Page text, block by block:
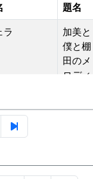
で山積みの卵の箱を
分けて持って帰ろう
茶苦茶うらやましが
のお家では、おい
卵料理”を味わうこと
たなあ」と思った
ネに
メシ
バンド
メシア
バンド
たよ
H
題名
ラ
加美と
僕と棚
⽥のメ
ロディ
⽥の中
⾵